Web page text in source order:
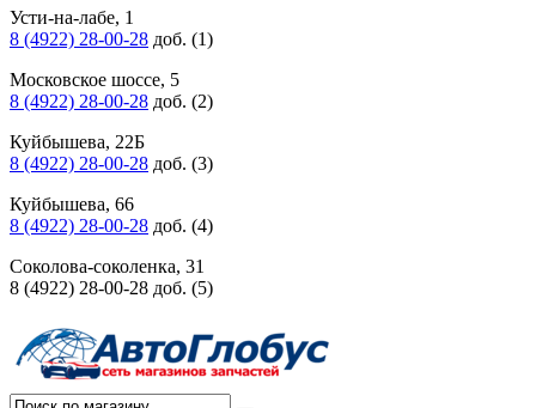
Усти-на-лабе, 1
8 (4922) 28-00-28 доб. (1)
Московское шоссе, 5
8 (4922) 28-00-28 доб. (2)
Куйбышева, 22Б
8 (4922) 28-00-28 доб. (3)
Куйбышева, 66
8 (4922) 28-00-28 доб. (4)
Соколова-соколенка, 31
8 (4922) 28-00-28 доб. (5)